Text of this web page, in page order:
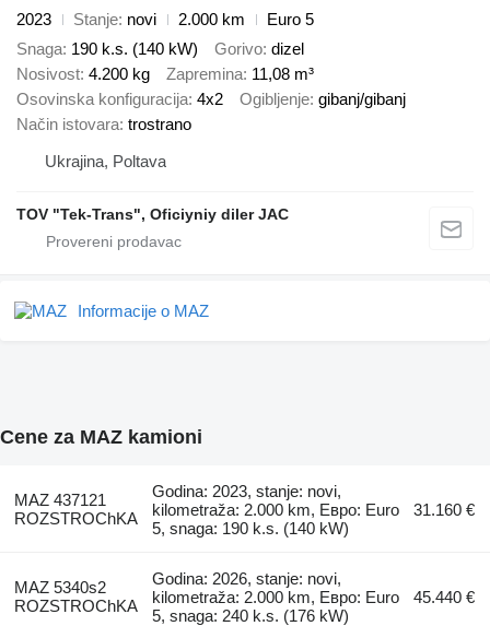
2023
Stanje novi 2.000 km
Euro 5
Snaga 190 k.s. (140 kW) Gorivo dizel
Nosivost 4.200 kg Zapremina 11,08 m³
Osovinska konfiguracija 4x2 Ogibljenje gibanj/gibanj
Način istovara trostrano
Ukrajina, Poltava
TOV "Tek-Trans", Oficiyniy diler JAC
Informacije o MAZ
Cene za MAZ kamioni
MAZ 437121
ROZSTROChKA
Godina: 2023, stanje: novi,
kilometraža: 2.000 km, Евро: Euro
5, snaga: 190 k.s. (140 kW)
31.160 €
MAZ 5340s2
ROZSTROChKA
Godina: 2026, stanje: novi,
kilometraža: 2.000 km, Евро: Euro
5, snaga: 240 k.s. (176 kW)
45.440 €